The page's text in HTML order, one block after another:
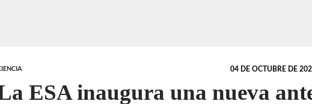
04 DE OCTUBRE DE
ESA inaugura una nueva